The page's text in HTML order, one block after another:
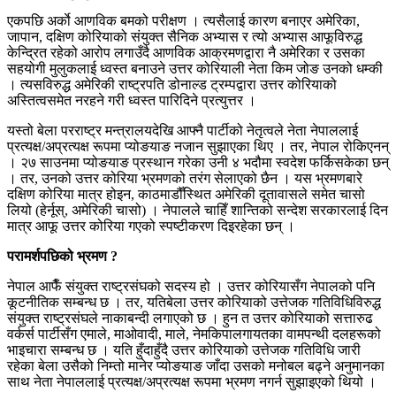
एकपछि अर्काे आणविक बमको परीक्षण । त्यसैलाई कारण बनाएर अमेरिका,
जापान, दक्षिण कोरियाको संयुक्त सैनिक अभ्यास र त्यो अभ्यास आफूविरुद्ध
केन्द्रित रहेको आरोप लगाउँदै आणविक आक्रमणद्वारा नै अमेरिका र उसका
सहयोगी मुलुकलाई ध्वस्त बनाउने उत्तर कोरियाली नेता किम जोङ उनको धम्की
। त्यसविरुद्ध अमेरिकी राष्ट्रपति डोनाल्ड ट्रम्पद्वारा उत्तर कोरियाको
अस्तित्वसमेत नरहने गरी ध्वस्त पारिदिने प्रत्युत्तर ।
यस्तो बेला परराष्ट्र मन्त्रालयदेखि आफ्नै पार्टीको नेतृत्वले नेता नेपाललाई
प्रत्यक्ष/अप्रत्यक्ष रूपमा प्योङयाङ नजान सुझाएका थिए । तर, नेपाल रोकिएनन्
। २७ साउनमा प्योङयाङ प्रस्थान गरेका उनी ४ भदौमा स्वदेश फर्किसकेका छन्
। तर, उनको उत्तर कोरिया भ्रमणको तरंग सेलाएको छैन । यस भ्रमणबारे
दक्षिण कोरिया मात्र होइन, काठमाडौँस्थित अमेरिकी दूतावासले समेत चासो
लियो (हेर्नूस्, अमेरिकी चासो) । नेपालले चाहिँ शान्तिको सन्देश सरकारलाई दिन
मात्र आफू उत्तर कोरिया गएको स्पष्टीकरण दिइरहेका छन् ।
परामर्शपछिको भ्रमण ?
नेपाल आफैँ संयुक्त राष्ट्रसंघको सदस्य हो । उत्तर कोरियासँग नेपालको पनि
कूटनीतिक सम्बन्ध छ । तर, यतिबेला उत्तर कोरियाको उत्तेजक गतिविधिविरुद्ध
संयुक्त राष्ट्रसंघले नाकाबन्दी लगाएको छ । हुन त उत्तर कोरियाको सत्तारुढ
वर्कर्स पार्टीसँग एमाले, माओवादी, माले, नेमकिपालगायतका वामपन्थी दलहरूको
भाइचारा सम्बन्ध छ । यति हुँदाहुँदै उत्तर कोरियाको उत्तेजक गतिविधि जारी
रहेका बेला उसैको निम्तो मानेर प्योङयाङ जाँदा उसको मनोबल बढ्ने अनुमानका
साथ नेता नेपाललाई प्रत्यक्ष/अप्रत्यक्ष रूपमा भ्रमण नगर्न सुझाइएको थियो ।